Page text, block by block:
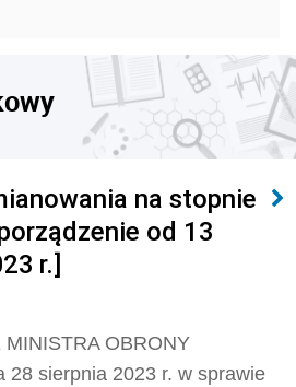
na stopnie
od 13
r.]
OBRONY
28 sierpnia 2023 r. w sprawie